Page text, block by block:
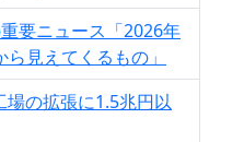
要ニュース「2026年
見えてくるもの」
の拡張に1.5兆円以